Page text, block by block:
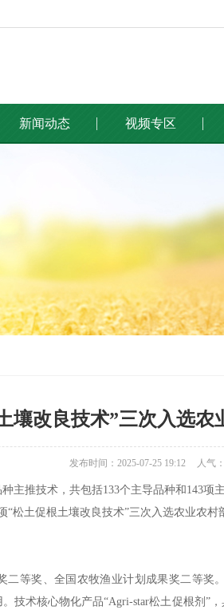
新闻动态 视频专区
壤改良技术”三次入选农
发布时间：2025-07-25 19:12 人气
主推技术，共包括133个主导品种和143
“松土促根土壤改良技术”三次入选农业农
二等奖、全国农牧渔业计划成果奖二等奖
技术核心物化产品“Agri-star松土促根剂”